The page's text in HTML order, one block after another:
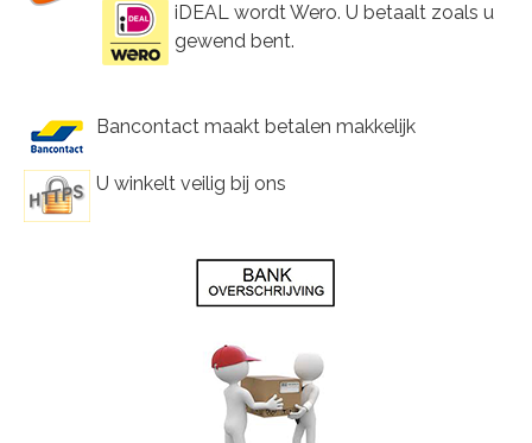
iDEAL wordt Wero. U betaalt zoals u
gewend bent.
Bancontact maakt betalen makkelijk
U winkelt veilig bij ons